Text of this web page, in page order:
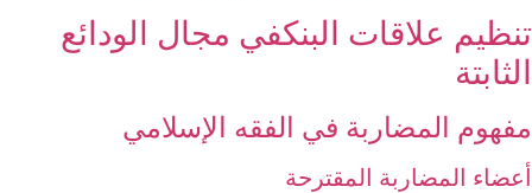
تنظيم علاقات البنك‏في مجال الودائع
الثابتة
مفهوم المضاربة في الفقه الإسلامي
أعضاء المضاربة المقترحة